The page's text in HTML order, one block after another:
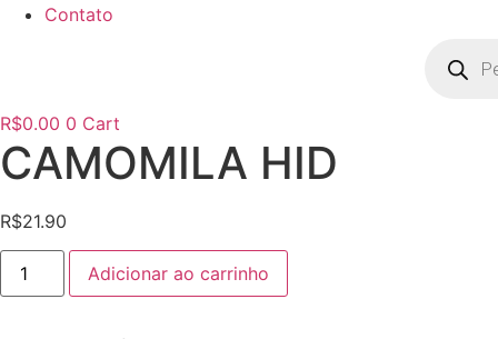
Contato
R$0.00 0 Cart
CAMOMILA HID
R$21.90
CAMOMILA
HID
quantidade
Adicionar ao carrinho